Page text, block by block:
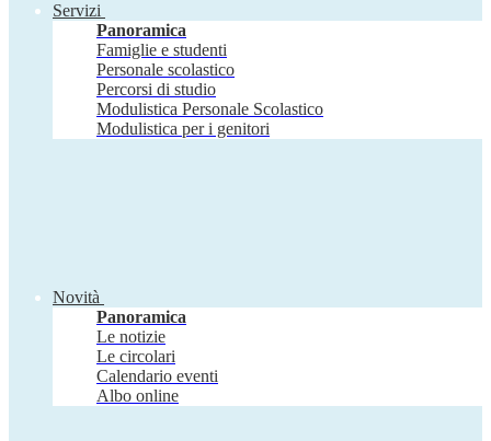
Servizi
Panoramica
Famiglie e studenti
Personale scolastico
Percorsi di studio
Modulistica Personale Scolastico
Modulistica per i genitori
Novità
Panoramica
Le notizie
Le circolari
Calendario eventi
Albo online